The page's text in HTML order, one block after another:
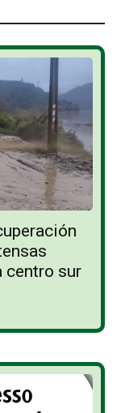
centro sur